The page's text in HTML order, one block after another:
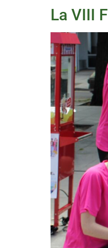
La VIII